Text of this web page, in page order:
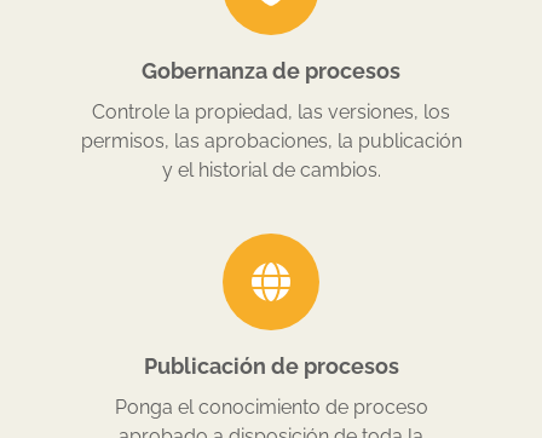
Gobernanza de procesos
Controle la propiedad, las versiones, los
permisos, las aprobaciones, la publicación
y el historial de cambios.
Publicación de procesos
Ponga el conocimiento de proceso